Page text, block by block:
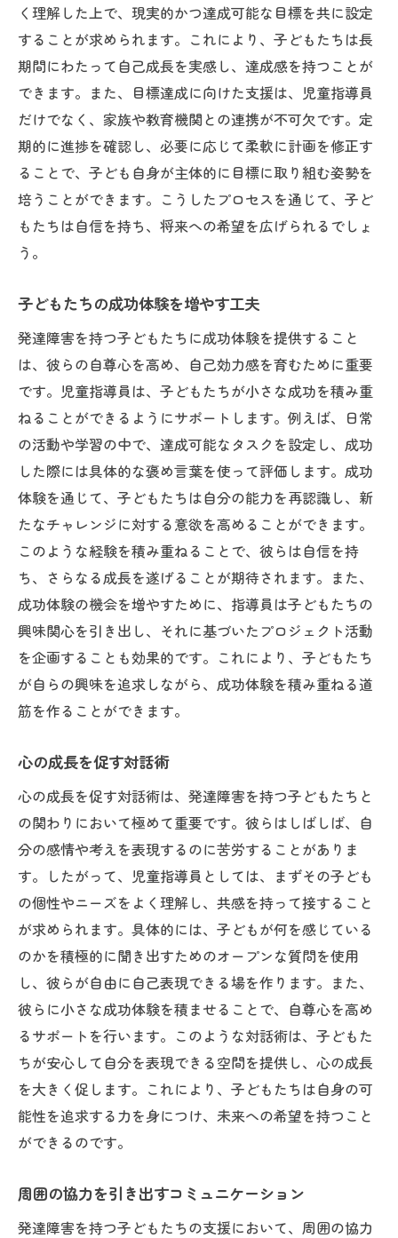
く理解した上で、現実的かつ達成可能な目標を共に設定
することが求められます。これにより、子どもたちは長
期間にわたって自己成長を実感し、達成感を持つことが
できます。また、目標達成に向けた支援は、児童指導員
だけでなく、家族や教育機関との連携が不可欠です。定
期的に進捗を確認し、必要に応じて柔軟に計画を修正す
ることで、子ども自身が主体的に目標に取り組む姿勢を
培うことができます。こうしたプロセスを通じて、子ど
もたちは自信を持ち、将来への希望を広げられるでしょ
う。
子どもたちの成功体験を増やす工夫
発達障害を持つ子どもたちに成功体験を提供すること
は、彼らの自尊心を高め、自己効力感を育むために重要
です。児童指導員は、子どもたちが小さな成功を積み重
ねることができるようにサポートします。例えば、日常
の活動や学習の中で、達成可能なタスクを設定し、成功
した際には具体的な褒め言葉を使って評価します。成功
体験を通じて、子どもたちは自分の能力を再認識し、新
たなチャレンジに対する意欲を高めることができます。
このような経験を積み重ねることで、彼らは自信を持
ち、さらなる成長を遂げることが期待されます。また、
成功体験の機会を増やすために、指導員は子どもたちの
興味関心を引き出し、それに基づいたプロジェクト活動
を企画することも効果的です。これにより、子どもたち
が自らの興味を追求しながら、成功体験を積み重ねる道
筋を作ることができます。
心の成長を促す対話術
心の成長を促す対話術は、発達障害を持つ子どもたちと
の関わりにおいて極めて重要です。彼らはしばしば、自
分の感情や考えを表現するのに苦労することがありま
す。したがって、児童指導員としては、まずその子ども
の個性やニーズをよく理解し、共感を持って接すること
が求められます。具体的には、子どもが何を感じている
のかを積極的に聞き出すためのオープンな質問を使用
し、彼らが自由に自己表現できる場を作ります。また、
彼らに小さな成功体験を積ませることで、自尊心を高め
るサポートを行います。このような対話術は、子どもた
ちが安心して自分を表現できる空間を提供し、心の成長
を大きく促します。これにより、子どもたちは自身の可
能性を追求する力を身につけ、未来への希望を持つこと
ができるのです。
周囲の協力を引き出すコミュニケーション
発達障害を持つ子どもたちの支援において、周囲の協力